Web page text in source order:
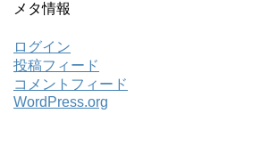
メタ情報
ログイン
投稿フィード
コメントフィード
WordPress.org